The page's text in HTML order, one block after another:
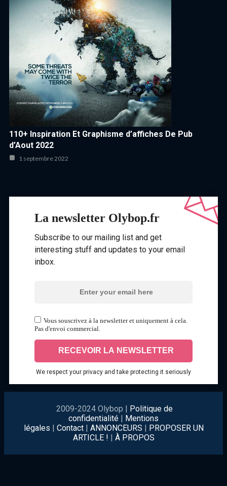
110+ Inspiration Et Graphisme d’affiches De Pub
d’Aout 2022
1 septembre 2022
La newsletter Olybop.fr
Subscribe to our mailing list and get
interesting stuff and updates to your email
inbox.
Vous souscrivez à la newsletter et uniquement à cela.
Pas d'envoi commercial.
We respect your privacy and take protecting it seriously
2009-2024 Olybop | Politique de
confidentialité | Mentions
légales | Contact| ANNONCEURS | PROPOSER UN
ARTICLE ! | À PROPOS